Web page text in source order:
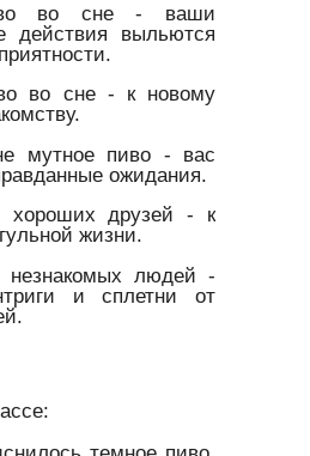
во сне - ваши
действия выльются
во сне - к новому
мутное пиво - вас
ожидания.
хороших друзей - к
жизни.
незнакомых людей -
и сплетни от